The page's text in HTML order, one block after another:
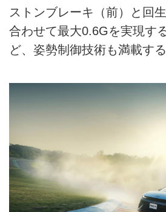
ストンブレーキ（前）と回
合わせて最大0.6Gを実現す
ど、姿勢制御技術も満載する